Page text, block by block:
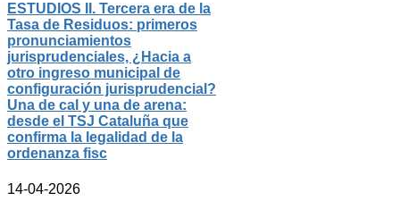
ESTUDIOS II. Tercera era de la
Tasa de Residuos: primeros
pronunciamientos
jurisprudenciales, ¿Hacia a
otro ingreso municipal de
configuración jurisprudencial?
Una de cal y una de arena:
desde el TSJ Cataluña que
confirma la legalidad de la
ordenanza fisc
14-04-2026